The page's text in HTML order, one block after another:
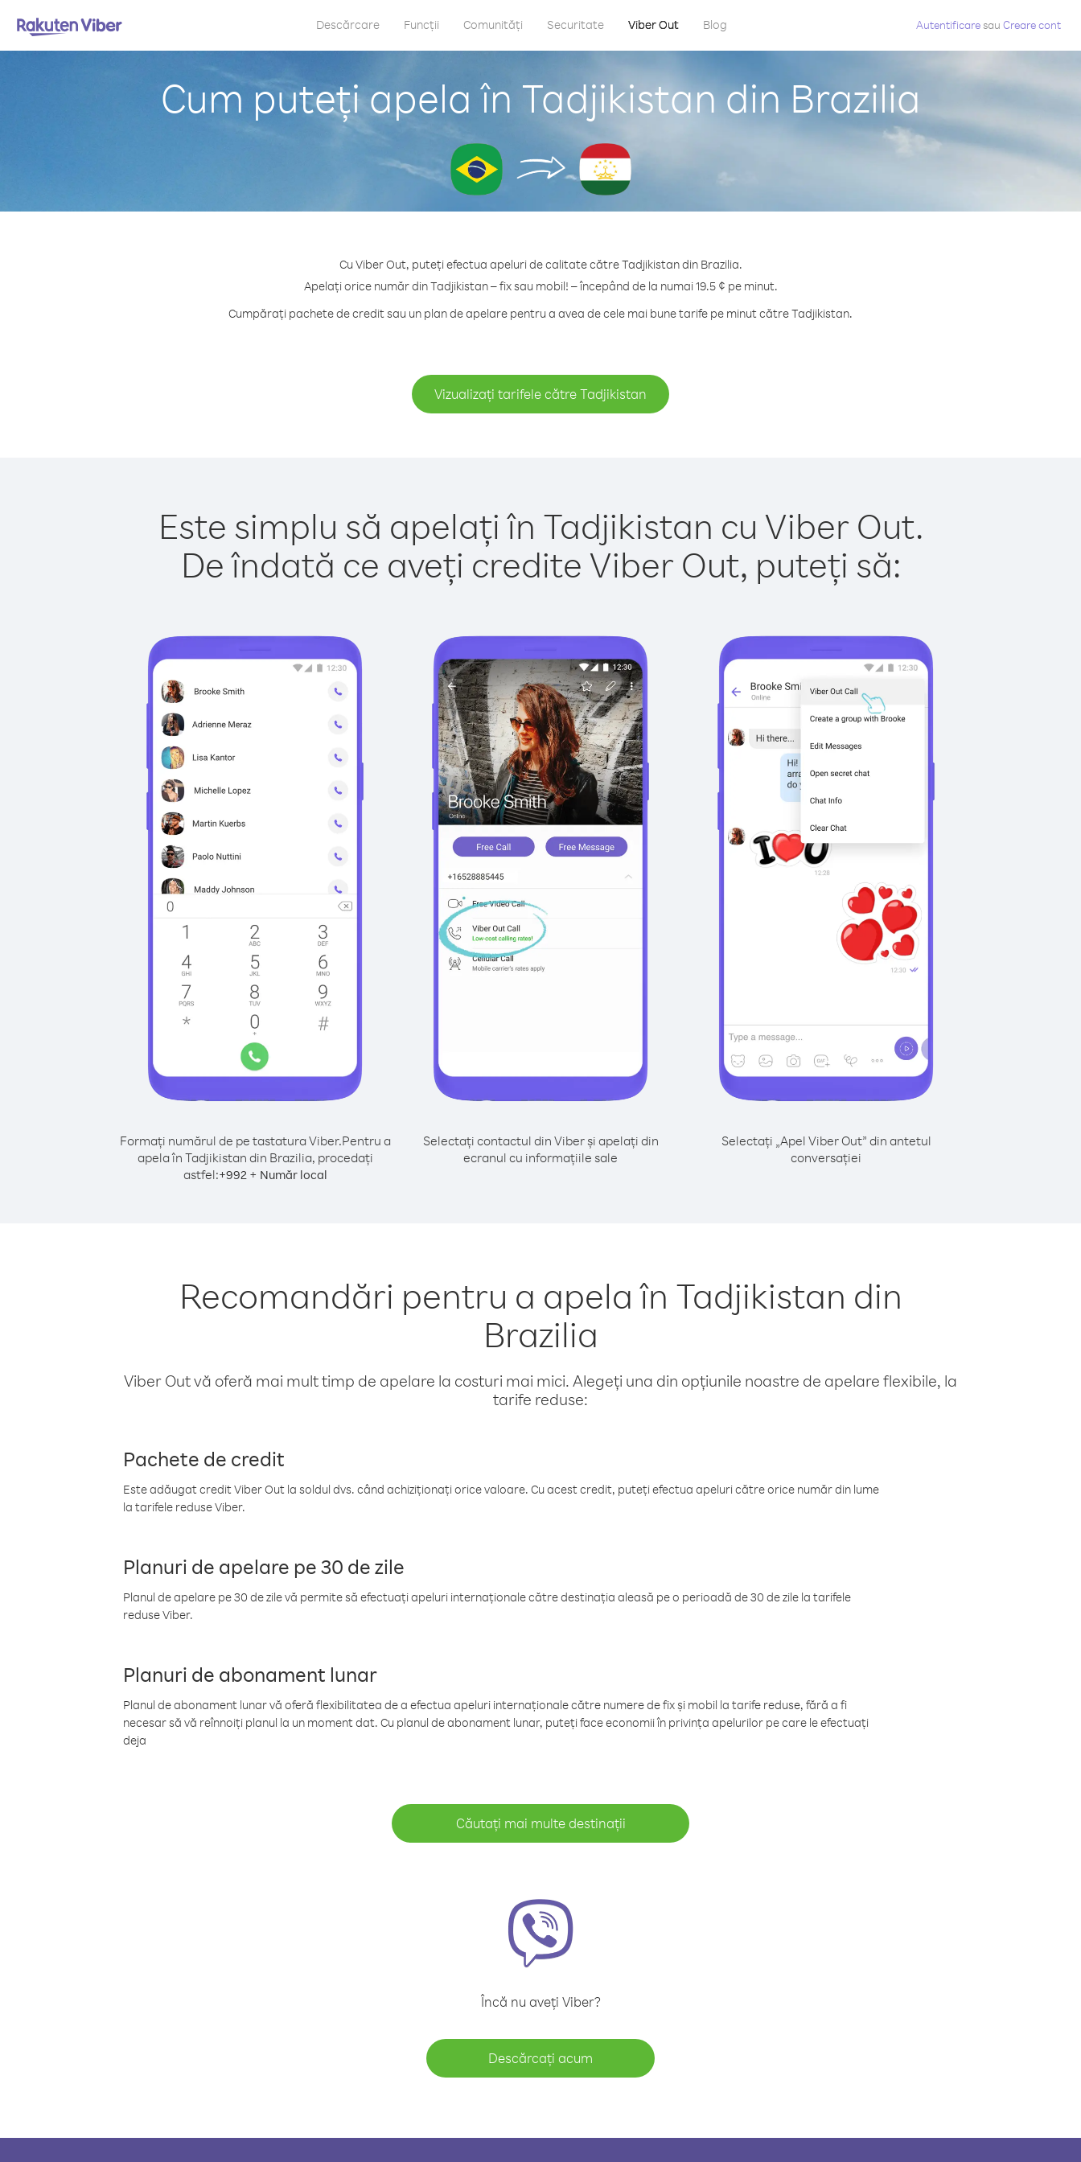
Descărcare Funcții Comunități Securitate Viber Out Blog Autentificaresau Creare cont
Cum puteți apela în Tadjikistan din Brazilia
Cu Viber Out, puteți efectua apeluri de calitate către Tadjikistan din Brazilia.
Apelați orice număr din Tadjikistan – fix sau mobil! – începând de la numai 19.5 ¢ pe minut.
Cumpărați pachete de credit sau un plan de apelare pentru a avea de cele mai bune tarife pe minut către Tadjikistan.
Vizualizați tarifele către Tadjikistan
Este simplu să apelați în Tadjikistan cu Viber Out.
De îndată ce aveți credite Viber Out, puteți să:
Formați numărul de pe tastatura Viber.Pentru a
apela în Tadjikistan din Brazilia, procedați
astfel:+992+ Număr local
Selectați contactul din Viber și apelați din
ecranul cu informațiile sale
Selectați „Apel Viber Out” din antetul
conversației
Recomandări pentru a apela în Tadjikistan din
Brazilia
Viber Out vă oferă mai mult timp de apelare la costuri mai mici. Alegeți una din opțiunile noastre de apelare flexibile, la
tarife reduse:
Pachete de credit
Este adăugat credit Viber Out la soldul dvs. când achiziționați orice valoare. Cu acest credit, puteți efectua apeluri către orice număr din lume
la tarifele reduse Viber.
Planuri de apelare pe 30 de zile
Planul de apelare pe 30 de zile vă permite să efectuați apeluri internaționale către destinația aleasă pe o perioadă de 30 de zile la tarifele
reduse Viber.
Planuri de abonament lunar
Planul de abonament lunar vă oferă flexibilitatea de a efectua apeluri internaționale către numere de fix și mobil la tarife reduse, fără a fi
necesar să vă reînnoiți planul la un moment dat. Cu planul de abonament lunar, puteți face economii în privința apelurilor pe care le efectuați
deja
Căutați mai multe destinații
Încă nu aveți Viber?
Descărcați acum